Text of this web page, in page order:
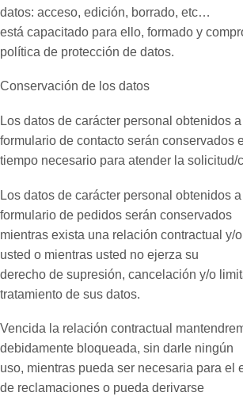
datos: acceso, edición, borrado, etc…
está capacitado para ello, formado y
política de protección de datos.
Conservación de los datos
Los datos de carácter personal obtenidos a
formulario de contacto serán conservados
tiempo necesario para atender la solicitud/
Los datos de carácter personal obtenidos a
formulario de pedidos serán conservados
mientras exista una relación contractual y/
usted o mientras usted no ejerza su
derecho de supresión, cancelación y/o
tratamiento de sus datos.
Vencida la relación contractual
debidamente bloqueada, sin darle ningún
uso, mientras pueda ser necesaria para el
de reclamaciones o pueda derivarse